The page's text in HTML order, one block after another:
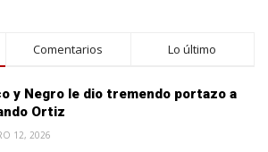
Comentarios Lo último
y Negro le dio tremendo portazo a
Ortiz
12, 2026